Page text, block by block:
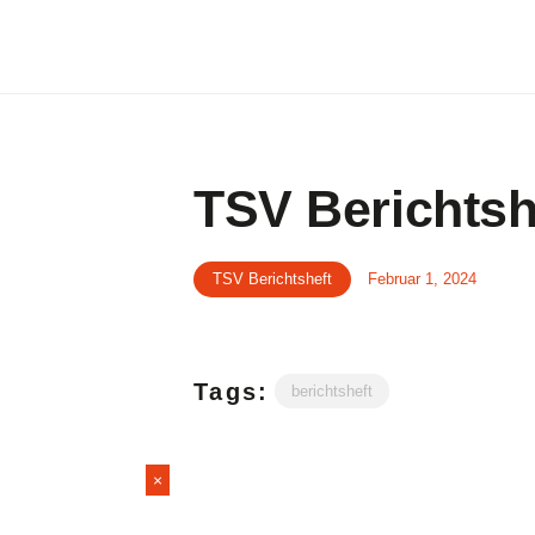
TSV
TSV Berichtsheft Februar 1, 2024
Tags: berichtsheft
×